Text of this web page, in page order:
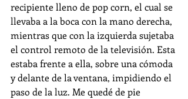
recipiente lleno de pop corn, el cual se
llevaba a la boca con la mano derecha,
mientras que con la izquierda sujetaba
el control remoto de la televisión. Esta
estaba frente a ella, sobre una cómoda
y delante de la ventana, impidiendo el
paso de la luz. Me quedé de pie